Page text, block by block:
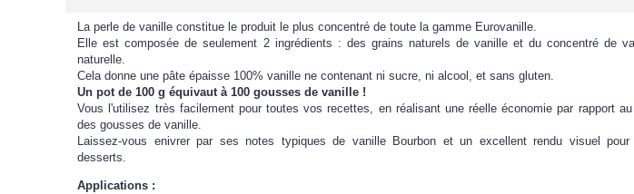
La perle de vanille constitue le produit le plus concentré de toute la gamme Eurovanille.
Elle est composée de seulement 2 ingrédients : des grains naturels de vanille et du concentré de
naturelle.
Cela donne une pâte épaisse 100% vanille ne contenant ni sucre, ni alcool, et sans gluten.
Un pot de 100 g équivaut à 100 gousses de vanille !
Vous l'utilisez très facilement pour toutes vos recettes, en réalisant une réelle économie par rapport
des gousses de vanille.
Laissez-vous enivrer par ses notes typiques de vanille Bourbon et un excellent rendu visuel pour
desserts.
Applications :